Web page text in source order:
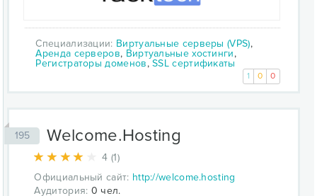
Специализации: Виртуальные серверы (VPS),
Аренда серверов, Виртуальные хостинги,
Регистраторы доменов,SSL сертификаты
1 0 0
195 Welcome.Hosting
4 (1)
Официальный сайт: http://welcome.hosting
Аудитория: 0 чел.